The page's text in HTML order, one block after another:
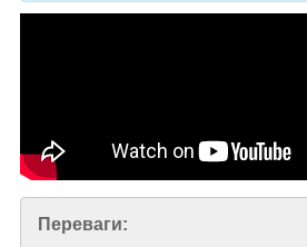
Переваги: